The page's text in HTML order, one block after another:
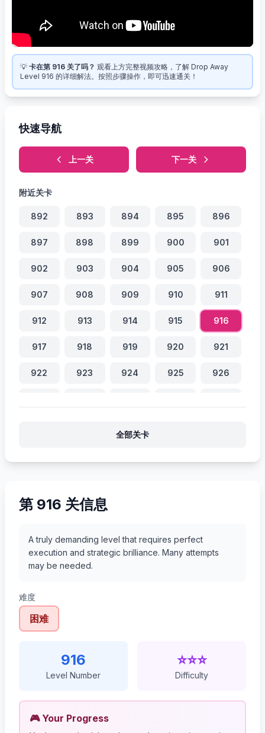
💡 卡在第 916 关了吗？ 观看上方完整视频攻略，了解 Drop Away
Level 916 的详细解法。按照步骤操作，即可迅速通关！
快速导航
上一关 下一关
附近关卡
892 893 894 895 896
897 898 899 900 901
902 903 904 905 906
907 908 909 910 911
912 913 914 915 916
917 918 919 920 921
922 923 924 925 926
全部关卡
第 916 关信息
A truly demanding level that requires perfect
execution and strategic brilliance. Many attempts
may be needed.
难度
困难
916
Level Number
⭐⭐⭐
Difficulty
🎮 Your Progress